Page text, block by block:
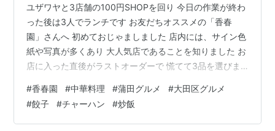
ユザワヤと3店舗の100円SHOPを回り 今日の作業が終わ
った後は3人でランチです お友だちオススメの「香春
園」さんへ 初めておじゃましました 店内には、サイン色
紙や写真が多くあり 大人気店であることを知りました お
店に入った直後がラストオーダーで 慌てて3品を選びま
ビックリです 巨大なので1口でパクリは不可能でした 肉
汁もたっぷりでとても美味しかったです 「豚肉きくらげ
玉子炒め」です こちらの炒め物も絶品でしたよ 量もたっ
#香春園 #中華料理 #蒲田グルメ #大田区グルメ
#餃子 #チャーハン #炒飯